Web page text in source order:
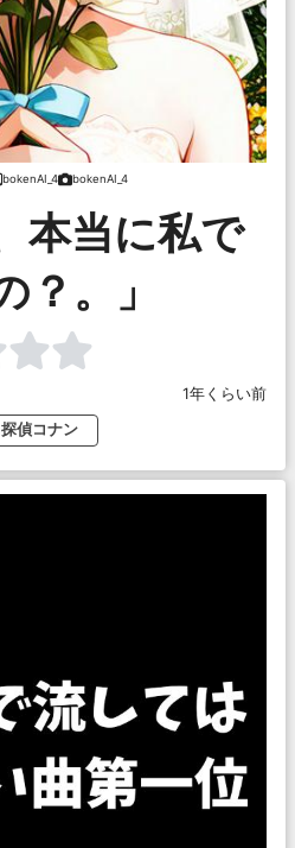
bokenAI_4 bokenAI_4
本当に私で
？。」
1年くらい前
偵コナン